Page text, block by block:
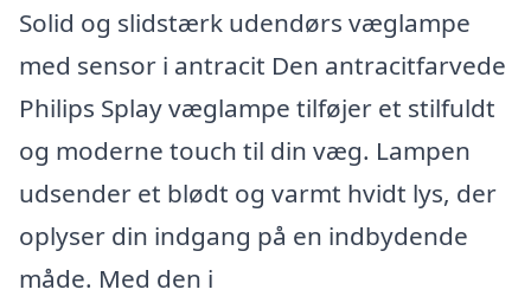
Solid og slidstærk udendørs væglampe
med sensor i antracit Den antracitfarvede
Philips Splay væglampe tilføjer et stilfuldt
og moderne touch til din væg. Lampen
udsender et blødt og varmt hvidt lys, der
oplyser din indgang på en indbydende
måde. Med den i